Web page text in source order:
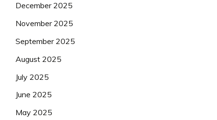
December 2025
November 2025
September 2025
August 2025
July 2025
June 2025
May 2025